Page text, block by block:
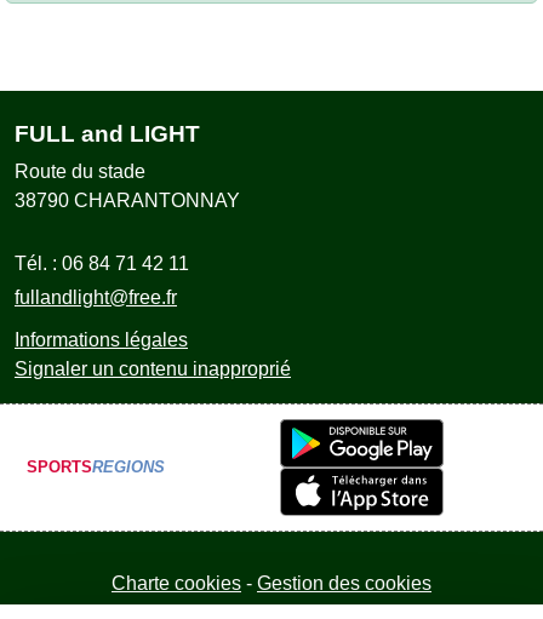
FULL and LIGHT
Route du stade
38790 CHARANTONNAY
Tél. : 06 84 71 42 11
fullandlight@free.fr
Informations légales
Signaler un contenu inapproprié
SPORTSREGIONS
Charte cookies Gestion des cookies